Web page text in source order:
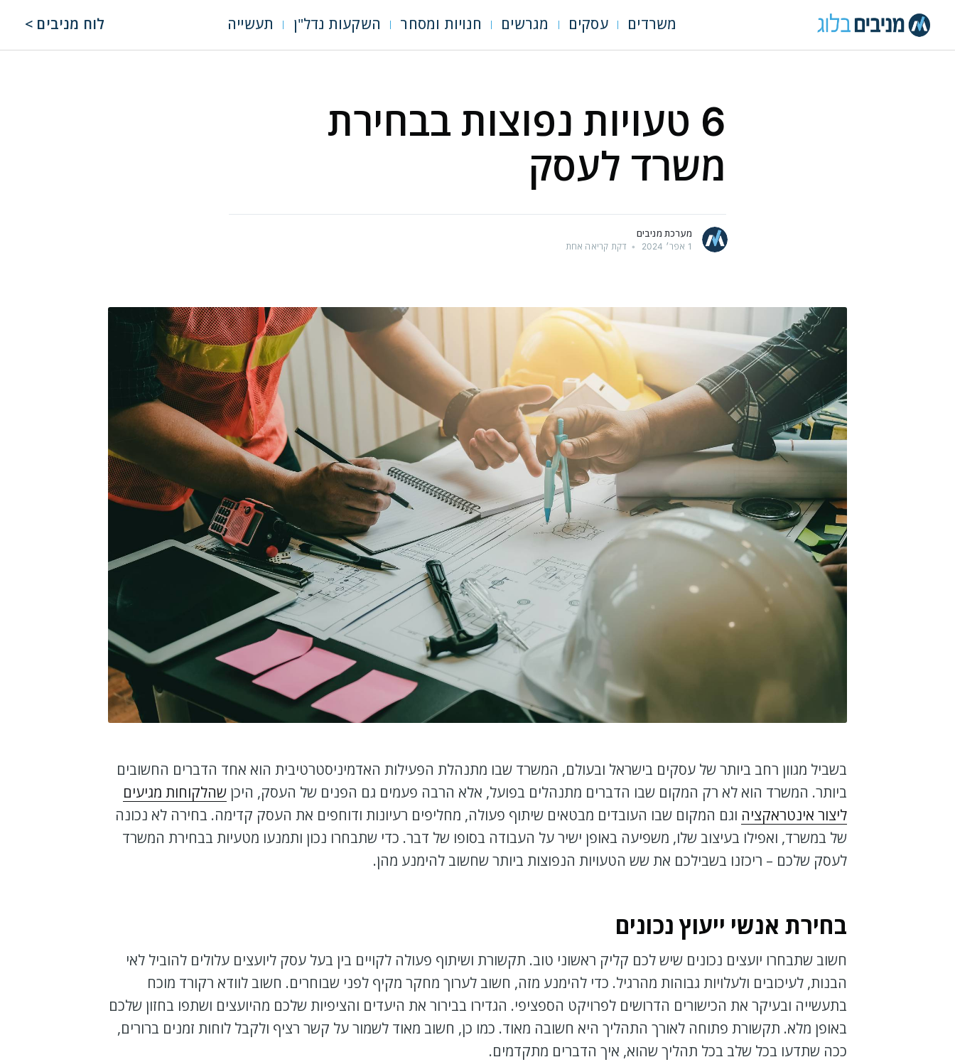
משרדים עסקים מגרשים חנויות ומסחר השקעות נדל"ן תעשייה לוח מניבים >
6 טעויות נפוצות בבחירת
משרד לעסק
מערכת מניבים
1 אפר׳ 2024 • דקת קריאה אחת
בשביל מגוון רחב ביותר של עסקים בישראל ובעולם, המשרד שבו מתנהלת הפעילות האדמיניסטרטיבית הוא אחד הדברים החשובים
ביותר. המשרד הוא לא רק המקום שבו הדברים מתנהלים בפועל, אלא הרבה פעמים גם הפנים של העסק, היכן שהלקוחות מגיעים
ליצור אינטראקציה וגם המקום שבו העובדים מבטאים שיתוף פעולה, מחליפים רעיונות ודוחפים את העסק קדימה. בחירה לא נכונה
של במשרד, ואפילו בעיצוב שלו, משפיעה באופן ישיר על העבודה בסופו של דבר. כדי שתבחרו נכון ותמנעו מטעיות בבחירת המשרד
לעסק שלכם – ריכזנו בשבילכם את שש הטעויות הנפוצות ביותר שחשוב להימנע מהן.
בחירת אנשי ייעוץ נכונים
חשוב שתבחרו יועצים נכונים שיש לכם קליק ראשוני טוב. תקשורת ושיתוף פעולה לקויים בין בעל עסק ליועצים עלולים להוביל לאי
הבנות, לעיכובים ולעלויות גבוהות מהרגיל. כדי להימנע מזה, חשוב לערוך מחקר מקיף לפני שבוחרים. חשוב לוודא רקורד מוכח
בתעשייה ובעיקר את הכישורים הדרושים לפרויקט הספציפי. הגדירו בבירור את היעדים והציפיות שלכם מהיועצים ושתפו בחזון שלכם
באופן מלא. תקשורת פתוחה לאורך התהליך היא חשובה מאוד. כמו כן, חשוב מאוד לשמור על קשר רציף ולקבל לוחות זמנים ברורים,
ככה שתדעו בכל שלב בכל תהליך שהוא, איך הדברים מתקדמים.